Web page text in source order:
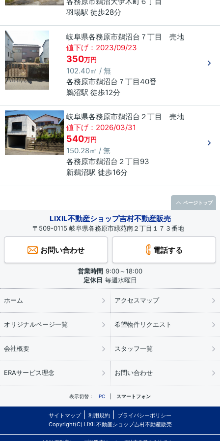
羽場駅 徒歩28分
岐阜県各務原市鵜沼台７丁目 売地
値下げ：2023/09/23
350万円
102.40㎡ / 無
各務原市鵜沼台 ７丁目 40番
鵜沼駅 徒歩12分
岐阜県各務原市鵜沼台２丁目 売地
値下げ：2026/03/31
540万円
150.28㎡ / 無
各務原市鵜沼台 ２丁目 93
新鵜沼駅 徒歩16分
LIXIL不動産ショップ吉村不動産販売
〒509-0115 岐阜県各務原市緑苑南２丁目１７３番地
お問い合わせ 電話する
営業時間 9:00～18:00
定休日 毎週水曜日
ホーム アクセスマップ
オリジナルページ一覧 希望物件リクエスト
会社概要 スタッフ一覧
ERAサービス理念 お問い合わせ
表示切替： PC スマートフォン
サイトマップ 利用規約
プライバシーポリシー
Copyright(C) LIXIL不動産ショップ吉村不動産販売
ページトップ